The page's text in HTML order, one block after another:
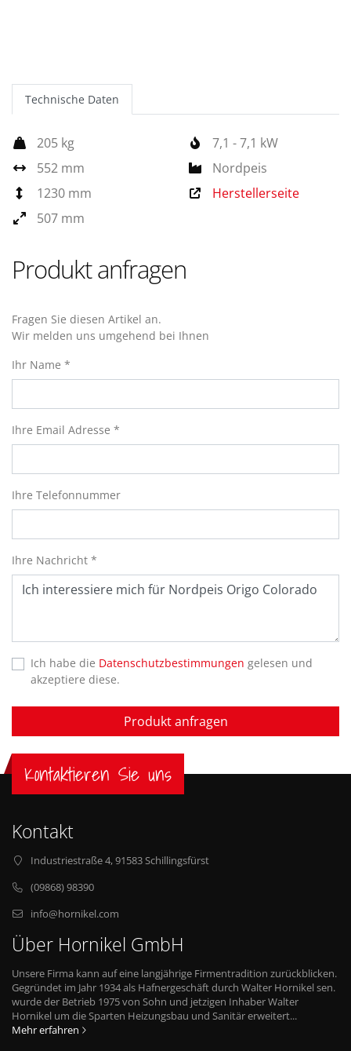
Technische Daten
205 kg
552 mm
1230 mm
507 mm
7,1 - 7,1 kW
Nordpeis
Herstellerseite
Produkt anfragen
Fragen Sie diesen Artikel an.
Wir melden uns umgehend bei Ihnen
Ihr Name *
Ihre Email Adresse *
Ihre Telefonnummer
Ihre Nachricht *
Ich habe die Datenschutzbestimmungen gelesen und
akzeptiere diese.
Produkt anfragen
Kontaktieren Sie uns
Kontakt
Industriestraße 4, 91583 Schillingsfürst
(09868) 98390
info@hornikel.com
Über Hornikel GmbH
Unsere Firma kann auf eine langjährige Firmentradition zurückblicken.
Gegründet im Jahr 1934 als Hafnergeschäft durch Walter Hornikel sen.
wurde der Betrieb 1975 von Sohn und jetzigen Inhaber Walter
Hornikel um die Sparten Heizungsbau und Sanitär erweitert...
Mehr erfahren